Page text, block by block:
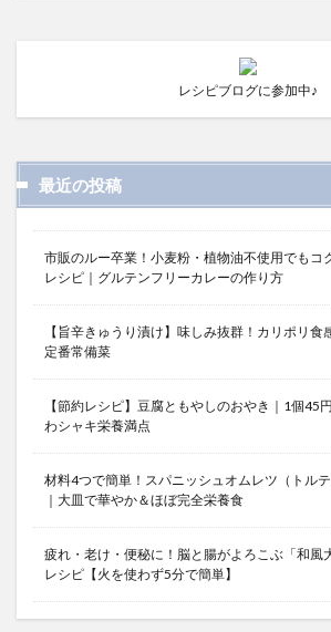
レシピブログに参加中♪
最近の投稿
市販のルー卒業！小麦粉・植物油不使用でもコ
レシピ｜グルテンフリーカレーの作り方
【旨辛きゅうり漬け】味しみ抜群！カリポリ食
定番常備菜
【節約レシピ】豆腐ともやしのおやき｜1個45
わシャキ栄養満点
材料4つで簡単！スパニッシュオムレツ（トル
｜大皿で華やか＆ほぼ完全栄養食
疲れ・老け・便秘に！脳と腸がよろこぶ「和風
レシピ【火を使わず5分で簡単】